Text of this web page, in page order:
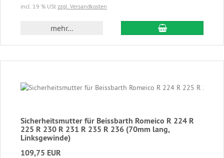
incl. 19 % USt zzgl. Versandkosten
mehr... In den
Sicherheitsmutter für Beissbarth Romeico R 224 R
225 R 230 R 231 R 235 R 236 (70mm lang,
Linksgewinde)
109,75 EUR